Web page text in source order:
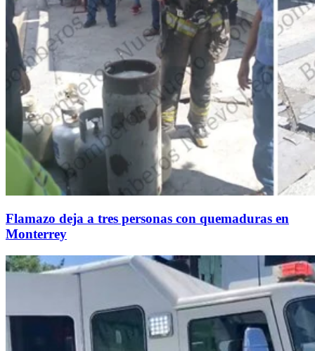
Flamazo deja a tres personas con quemaduras en
Monterrey